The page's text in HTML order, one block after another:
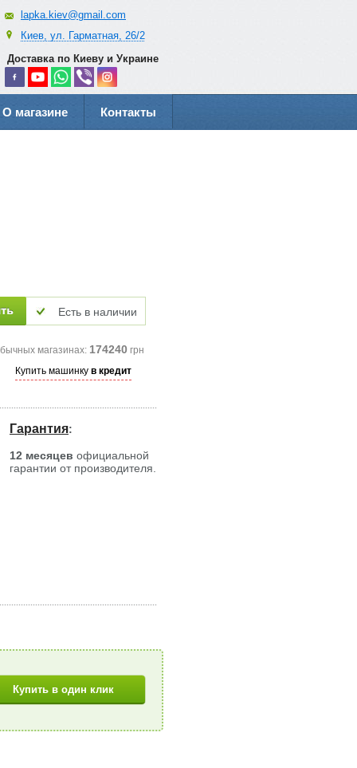
lapka.kiev@gmail.com
Киев, ул. Гарматная, 26/2
Доставка по Киеву и Украине
О магазине Контакты
Есть в наличии
магазинах: 174240 грн
Купить машинку в кредит
Гарантия:
12 месяцев официальной
гарантии от производителя.